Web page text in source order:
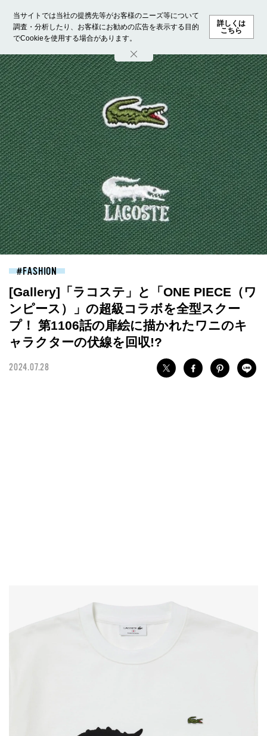
当サイトでは当社の提携先等がお客様のニーズ等について
調査・分析したり、お客様にお勧めの広告を表示する目的
でCookieを使用する場合があります。
詳しくは
こちら
ホーム モデル募集 ランキング ファッション ビューテ
FASHION
[Gallery]「ラコステ」と「ONE PIECE（ワ
ンピース）」の超級コラボを全型スクー
プ！ 第1106話の扉絵に描かれたワニのキ
ャラクターの伏線を回収!?
2024.07.28